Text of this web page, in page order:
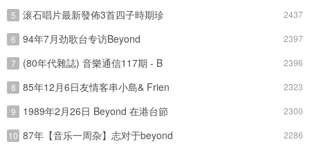
2437
5 滚石唱片最新發佈3首四子時期珍
2397
6 94年7月劲歌台专访Beyond
2396
7 (80年代雜誌) 音樂通信117期 - B
2323
8 85年12月6日友情客串小島& Frien
2300
9 1989年2月26日 Beyond 在港台節
2286
10 87年【音乐一周杂】志对于beyond